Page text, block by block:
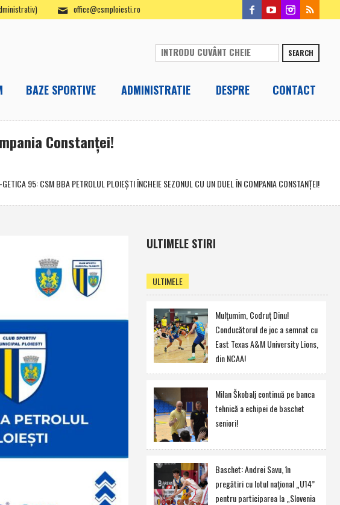
office@csmploiesti.ro
SEARCH
BAZE SPORTIVE ADMINISTRATIE DESPRE CONTACT
Constanţei!
95: CSM BBA PETROLUL PLOIEŞTI ÎNCHEIE SEZONUL CU UN DUEL ÎN COMPANIA CONSTANŢEI!
ULTIMELE STIRI
ULTIMELE
Mulţumim, Codruţ Dinu!
Conducătorul de joc a semnat cu
East Texas A&M University Lions,
din NCAA!
Milan Škobalj continuă pe banca
tehnică a echipei de baschet
seniori!
Baschet: Andrei Savu, în
pregătiri cu lotul naţional „U14”
pentru participarea la „Slovenia